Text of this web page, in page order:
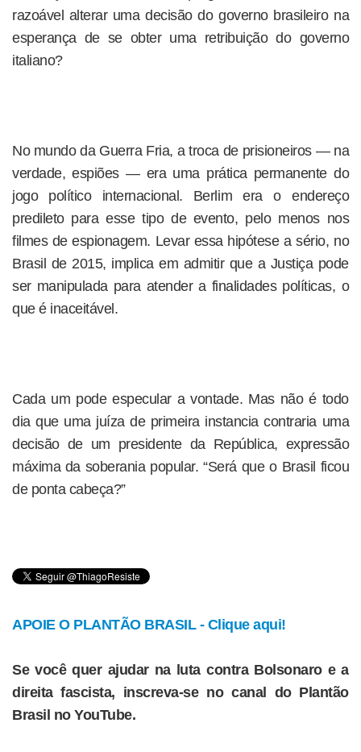
razoável alterar uma decisão do governo brasileiro na
esperança de se obter uma retribuição do governo
italiano?
No mundo da Guerra Fria, a troca de prisioneiros — na
verdade, espiões — era uma prática permanente do
jogo político internacional. Berlim era o endereço
predileto para esse tipo de evento, pelo menos nos
filmes de espionagem. Levar essa hipótese a sério, no
Brasil de 2015, implica em admitir que a Justiça pode
ser manipulada para atender a finalidades políticas, o
que é inaceitável.
Cada um pode especular a vontade. Mas não é todo
dia que uma juíza de primeira instancia contraria uma
decisão de um presidente da República, expressão
máxima da soberania popular. “Será que o Brasil ficou
de ponta cabeça?”
APOIE O PLANTÃO BRASIL - Clique aqui!
Se você quer ajudar na luta contra Bolsonaro e a
direita fascista, inscreva-se no canal do Plantão
Brasil no YouTube.